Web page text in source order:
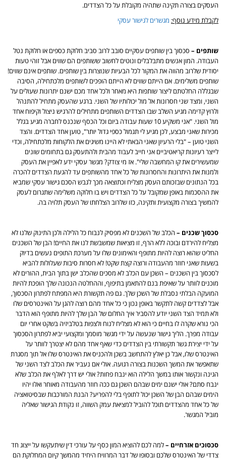
העסקים בצורה תקינה שתהיה מקובלת על כל הצדדים.
לקבלת מידע נוסף: מגשרים לגישור עסקי
שותפים – סכסוך בין שותפים עסקיים סובב לרוב סביב חלוקת כספים או חלוקת נטל
העבודה. המון אנשים מתבלבלים ונוטים לחשוב ששותפים הם שווים אבל זוהי טעות
יסודית שלרוב מהווה את המקור לכל הבעיות שנוצרות בין שותפים. שותפים אינם שווים!
שותפים משלימים. אם הייתם שווים לא הייתם הופכים לשותפים מלכתחילה, הסיבה
שבגללה החלטתם ליצור שותפות היא מאחר ולכל אחד מכם ישנם יתרונות שעולים על
השני, ומצד שני חסרונות אל מול יכולותיו של השני. ברגע שהעסק מתחיל להתנהל
ולרוץ קדימה מגיע השלב שבו הצדדים השותפים מתחילים להרגיש ניצול וקיפוח אחד
מול השני. "אני משקיע 10 שעות עבודה ביום וכל הכסף שנכנס לחברה מגיע בגלל
מכירות שאני מבצע, לכן מגיע לי תגמול כספי גדול יותר", טוען אחד הצדדים. והצד
השני טוען – "בלי הרעיון שאני הבאתי לא היינו משיגים את הלקוחות מלכתחילה, וכדי
לייצר רעיונות קריאטיביים אני חייב לעבוד מהבית ולהתעסק גם בתחומים שונים
שמעשירים את קו המחשבה שלי". אז מי צודק? מגשר עסקי ידע לאפיין את העסק
ולמנות את היתרונות והחסרונות של כל אחד מהשותפים עד להגעת הצדדים להכרה
בכל הנתונים שבזכותם העסק מצליח וכתוצאה מכך לגבש הסכם גישור עסקי שמביא
את ההסכמות באופן שמקובל על כל הצדדים ויש בו חלוקה משלימה שתגרום לעסק
להמשיך בצורה מקצועית ותקינה, כזו שלרוב הצלחתו של העסק תלויה בה.
סכסוך שכנים – הכלב של השכנים לא מפסיק לנבוח כל הלילה ולכן התינוק שלנו לא
מצליח להירדם ובוכה ללא הרף, זו מציאות שמשבשת לנו את החיים! הבן של השכנים
החליט שהוא רוצה להיות מתופף והאימונים שלו על מערכת התופים נעשים בדיוק
בשעות שאני חוזר מהעבודה ורוצה קצת שקט! לא חסרות סיבות שעלולות להביא
לסכסוך בין השכנים – השכן עם הכלב לא מסכים שהכלב ישן בתוך הבית, ההורים לא
מוכנים לוותר על שאיפת בנם להתאמן בתיפוף, וההחלטה הנכונה שלך הופכת להיות
המועקה הבלתי נסבלת של השכן שלך. גם פה תקשורת היא המפתח לפתרון הסכסוך,
אבל לצדדים קשה לתקשר באופן נכון כי כל אחד מהם רוצה להגן על האינטרסים שלו
ולא תמיד הצד השני יודע להסביר איך החלום של הבן שלך להיות מתופף הוא הדבר
הכי נורא שקרה לו בחיים כי הוא לא מצליח לנוח ולצפות בטלביזיה בשקט אחרי יום
עבודה מפרך. הליך גישור שנעשה על ידי מגשר מוסמך ומקצועי יביא לפתרון הסכסוך
על ידי יצירת גשר תקשורתי בין הצדדים כדי שאף אחד מהם לא יצטרך לוותר על
האינטרס שלו, אבל כן יאלץ להתחשב בשכן ולהכניס את האינטרס שלו אל תוך מסגרת
שתאפשר את המשך השכנות בצורה רגועה. אולי אם נעביר את הכלב לצד השני של
הגינה ונקשור אותו במשך הלילה הוא ינבח פחות? אולי יש דרך לאלף את הכלב שלא
ינבח סתם? אולי ישנם ימים שבהם השכן גם ככה חוזר מהעבודה מאוחר ואלו יהיו
הימים שבהם הבן של השכן יכול לתופף בלי להפריע? הבנת המורכבות שבסיטואציה
של כל אחד מהצדדים תוכל להוביל למציאת עמק השווה, זו נקודת הגישור שאליה
מוביל המגשר.
סכסוכים אזרחיים –למה לכם להוציא המון כסף על עורכי דין שיתעקשו על ייצוג חד
צדדי של האינטרס שלכם ובסופו של דבר המרוויח היחיד מהמשך קיום המחלוקת הם